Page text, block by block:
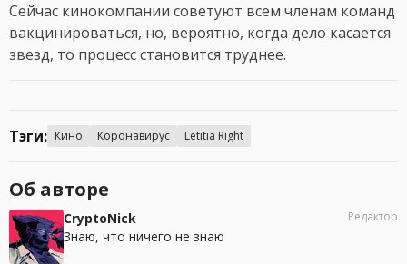
Сейчас кинокомпании советуют всем членам команд
вакцинироваться, но, вероятно, когда дело касается
звезд, то процесс становится труднее.
Тэги: Кино Коронавирус Letitia Right
Об авторе
CryptoNick
Знаю, что ничего не знаю
Редактор